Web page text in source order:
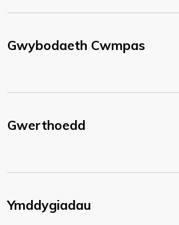
Gwybodaeth Cwmpas
Gwerthoedd
Ymddygiadau